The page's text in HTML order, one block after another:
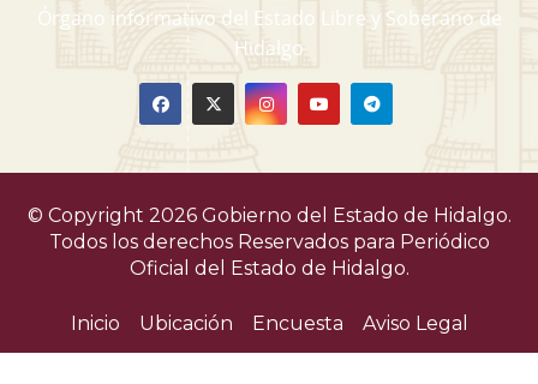
Órgano informativo del Estado Libre y Soberano de
Hidalgo
© Copyright 2026 Gobierno del Estado de Hidalgo.
Todos los derechos Reservados para Periódico
Oficial del Estado de Hidalgo.
Inicio Ubicación Encuesta Aviso Legal